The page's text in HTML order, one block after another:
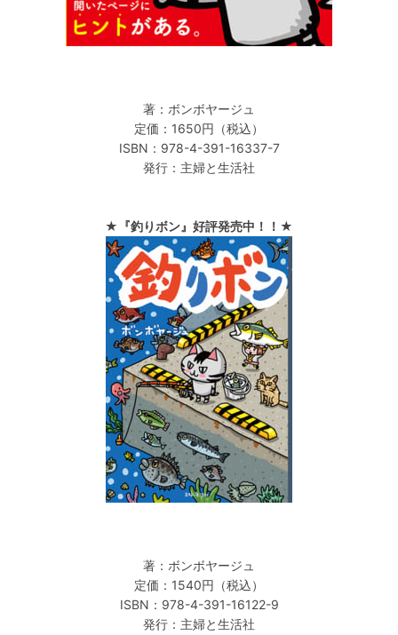
著：ボンボヤージュ
定価：1650円（税込）
ISBN：978-4-391-16337-7
発行：主婦と生活社
★『釣りボン』好評発売中！！★
著：ボンボヤージュ
定価：1540円（税込）
ISBN：978-4-391-16122-9
発行：主婦と生活社